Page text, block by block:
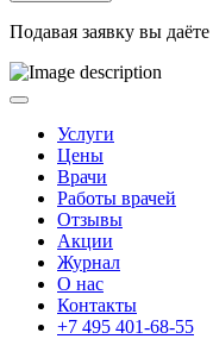
Подавая заявку вы даёте
Услуги
Цены
Врачи
Работы врачей
Отзывы
Акции
Журнал
О нас
Контакты
+7 495 401-68-55